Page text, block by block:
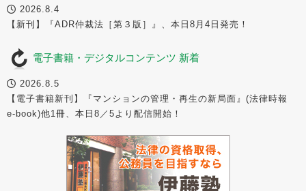
2026.8.4
【新刊】『ADR仲裁法［第３版］』、本日8月4日発売！
電子書籍・デジタルコンテンツ 新着
2026.8.5
【電子書籍新刊】『マンションの管理・再生の新局面』(法律時報
e-book)他1冊、本日8／5より配信開始！